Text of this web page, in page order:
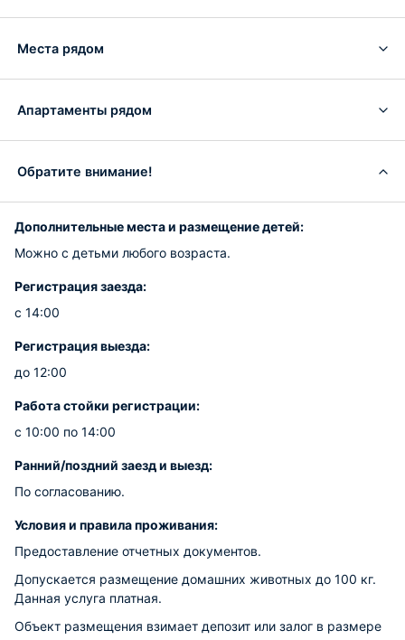
Места рядом
Апартаменты рядом
Обратите внимание!
Дополнительные места и размещение детей:
Можно с детьми любого возраста.
Регистрация заезда:
с 14:00
Регистрация выезда:
до 12:00
Работа стойки регистрации:
с 10:00 по 14:00
Ранний/поздний заезд и выезд:
По согласованию.
Условия и правила проживания:
Предоставление отчетных документов.
Допускается размещение домашних животных до 100 кг.
Данная услуга платная.
Объект размещения взимает депозит или залог в размере